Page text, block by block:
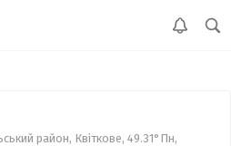
район, Квіткове, 49.31°Пн,